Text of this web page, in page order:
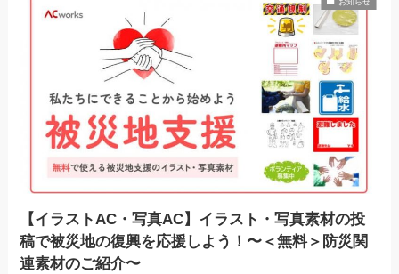
【イラストAC・写真AC】イラスト・写真素材の投
稿で被災地の復興を応援しよう！〜＜無料＞防災関
連素材のご紹介〜